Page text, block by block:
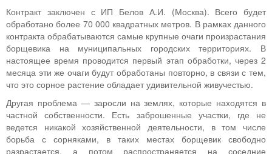
Контракт заключен с ИП Белов А.И. (Москва). Всего будет
обработано более 70 000 квадратных метров. В рамках данного
контракта обрабатываются самые крупные очаги произрастания
борщевика на муниципальных городских территориях. В
настоящее время проводится первый этап обработки, через 2
месяца эти же очаги будут обработаны повторно, в связи с тем,
что это сорное растение обладает удивительной живучестью.
Другая проблема — заросли на землях, которые находятся в
частной собственности. Есть заброшенные участки, где не
ведется никакой хозяйственной деятельности, в том числе
борьба с сорняками, в таких местах борщевик свободно
разрастается, а потом распространяется на соседние